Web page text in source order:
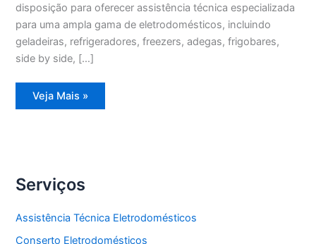
disposição para oferecer assistência técnica especializada
para uma ampla gama de eletrodomésticos, incluindo
geladeiras, refrigeradores, freezers, adegas, frigobares,
side by side, […]
Assistência
Técnica
Veja Mais »
Serviços
Assistência Técnica Eletrodomésticos
Conserto Eletrodomésticos